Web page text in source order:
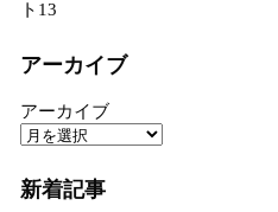
ト 13
アーカイブ
アーカイブ
新着記事